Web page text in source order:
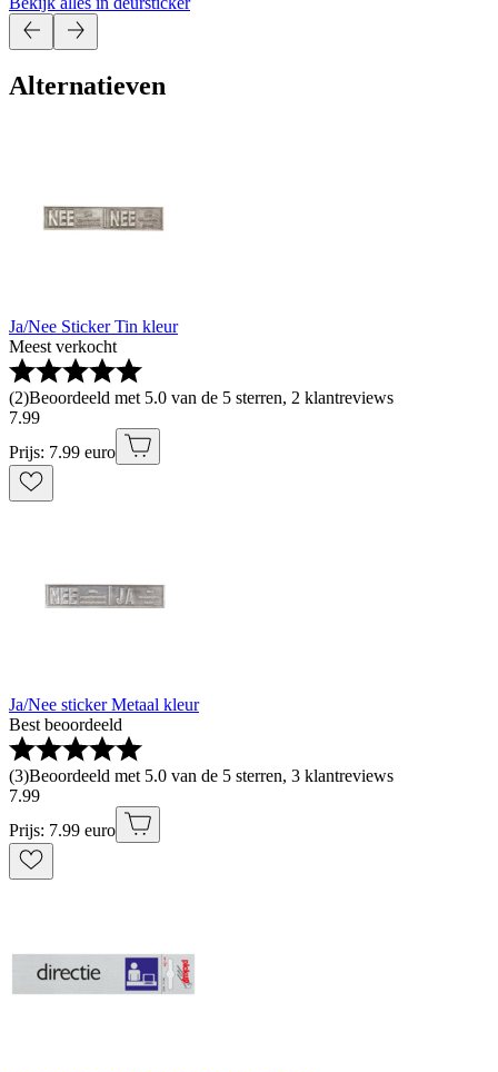
Alternatieven
Ja/Nee Sticker Tin kleur
Meest verkocht
(2)Beoordeeld met 5.0 van de 5 sterren, 2 klantreviews
7.99
Prijs: 7.99 euro
Ja/Nee sticker Metaal kleur
Best beoordeeld
(3)Beoordeeld met 5.0 van de 5 sterren, 3 klantreviews
7.99
Prijs: 7.99 euro